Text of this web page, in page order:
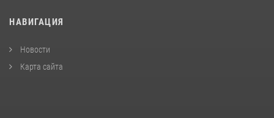
НАВИГАЦИЯ
Новости
Карта сайта